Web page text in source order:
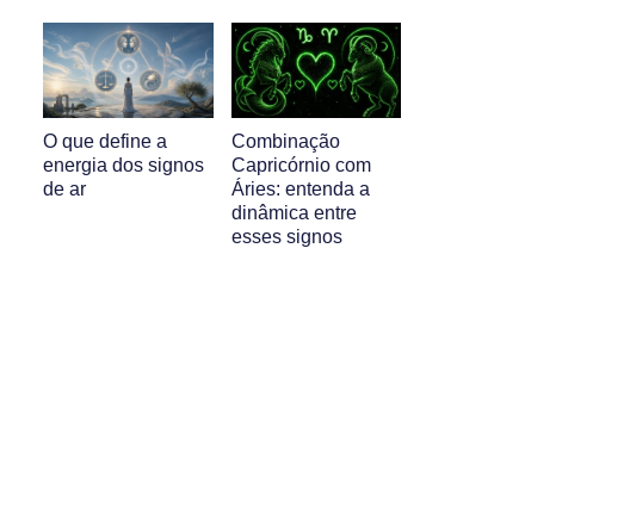
O que define a
energia dos signos
de ar
Combinação
Capricórnio com
Áries: entenda a
dinâmica entre
esses signos